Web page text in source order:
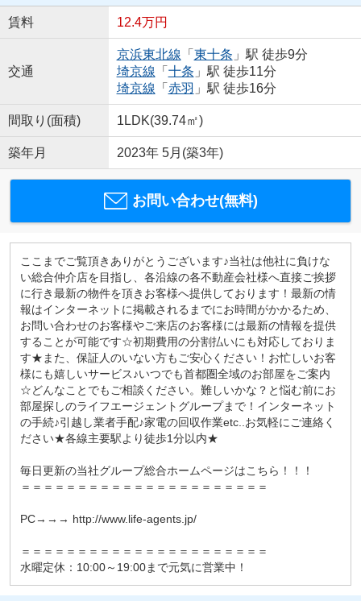
賃料 12.4万円
交通
京浜東北線 「 東十条 」駅 徒歩9分
埼京線 「 十条 」駅 徒歩11分
埼京線 「 赤羽 」駅 徒歩16分
間取り(面積) 1LDK(39.74㎡)
築年月 2023年 5月(築3年)
お問い合わせ(無料)
ここまでご覧頂きありがとうございます♪当社は他社に負けな
い総合仲介店を目指し、各沿線の各不動産会社様へ直接ご挨拶
に行き最新の物件を頂きお客様へ提供しております！最新の情
報はインターネットに掲載されるまでにお時間がかかるため、
お問い合わせのお客様やご来店のお客様には最新の情報を提供
することが可能です☆初期費用の分割払いにも対応しておりま
す★また、保証人のいない方もご安心ください！お忙しいお客
様にも嬉しいサービス♪いつでも首都圏全域のお部屋をご案内
☆どんなことでもご相談ください。難しいかな？と悩む前にお
部屋探しのライフエージェントグループまで！インターネット
の手続♪引越し業者手配♪家電の回収作業etc..お気軽にご連絡く
ださい★各線主要駅より徒歩1分以内★
毎日更新の当社グループ総合ホームページはこちら！！！
＝＝＝＝＝＝＝＝＝＝＝＝＝＝＝＝＝＝＝＝＝＝
PC→→→ http://www.life-agents.jp/
＝＝＝＝＝＝＝＝＝＝＝＝＝＝＝＝＝＝＝＝＝＝
水曜定休：10:00～19:00まで元気に営業中！